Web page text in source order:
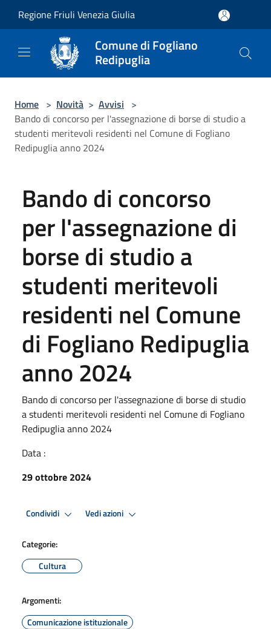
Regione Friuli Venezia Giulia
Comune di Fogliano
Redipuglia
Home > Novità > Avvisi >
Bando di concorso per l'assegnazione di borse di studio a
studenti meritevoli residenti nel Comune di Fogliano
Redipuglia anno 2024
Bando di concorso
per l'assegnazione di
borse di studio a
studenti meritevoli
residenti nel Comune
di Fogliano Redipuglia
anno 2024
Bando di concorso per l'assegnazione di borse di studio
a studenti meritevoli residenti nel Comune di Fogliano
Redipuglia anno 2024
Data :
29 ottobre 2024
Condividi Vedi azioni
Categorie:
Cultura
Argomenti:
Comunicazione istituzionale